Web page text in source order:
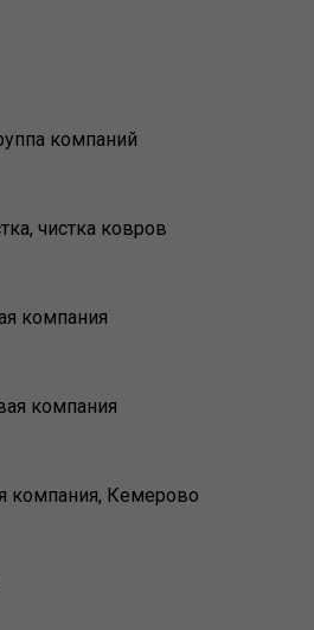
компаний
чистка ковров
компания
компания
компания, Кемерово